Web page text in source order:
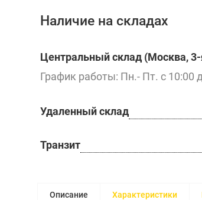
Наличие на складах
Центральный склад (Москва,
График работы: Пн.- Пт. с 10:00
Удаленный склад
Транзит
Описание Характеристики